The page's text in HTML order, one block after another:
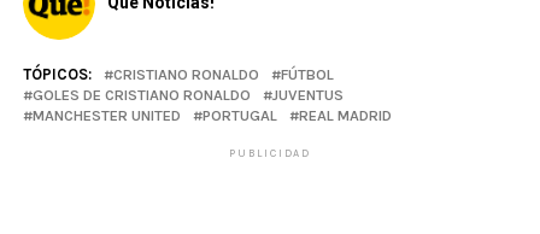
TÓPICOS: CRISTIANO RONALDO
FÚTBOL
GOLES DE CRISTIANO RONALDO
JUVENTUS
MANCHESTER UNITED
PORTUGAL REAL MADRID
PUBLICIDAD